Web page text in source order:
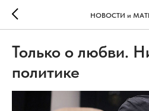
НОВОСТИ и
Только о любви.
политике